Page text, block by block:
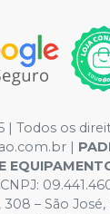
Todos os
|
– São José,